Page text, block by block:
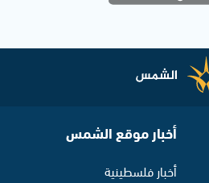
أخبار موقع الشمس
أخبار فلسطينية